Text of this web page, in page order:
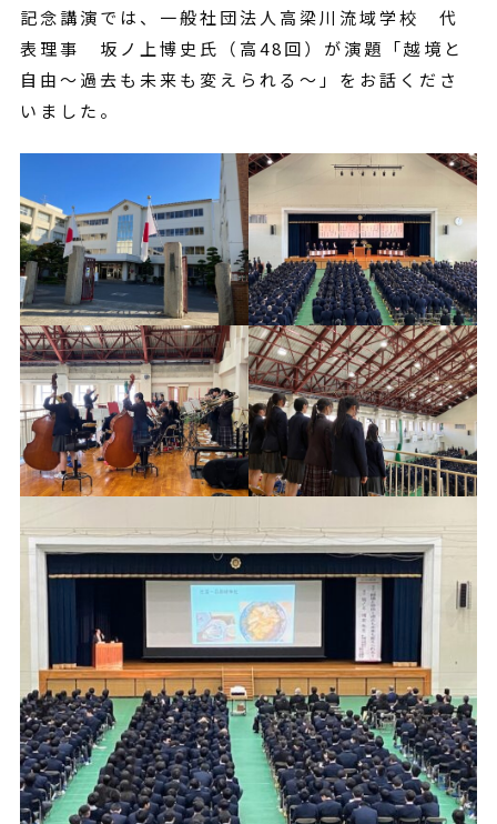
記念講演では、一般社団法人高梁川流域学校 代
表理事 坂ノ上博史氏（高48回）が演題「越境と
自由～過去も未来も変えられる～」をお話くださ
いました。